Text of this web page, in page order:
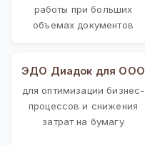
работы при больших
объемах документов
ЭДО Диадок для ООО
для оптимизации бизнес-
процессов и снижения
затрат на бумагу